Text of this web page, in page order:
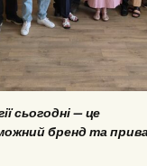
сьогодні — це
бренд та